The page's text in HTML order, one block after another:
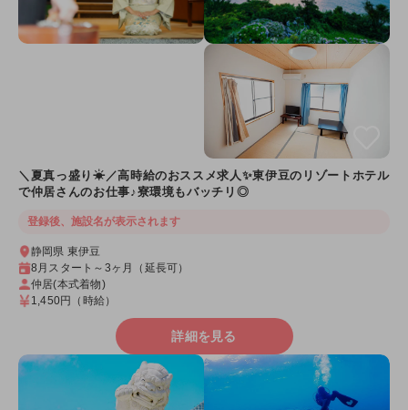
＼夏真っ盛り☀／高時給のおススメ求人✨東伊豆のリゾートホテル
で仲居さんのお仕事♪寮環境もバッチリ◎
登録後、施設名が表示されます
静岡県 東伊豆
8月スタート～3ヶ月（延長可）
仲居(本式着物)
1,450円
（時給）
詳細を見る